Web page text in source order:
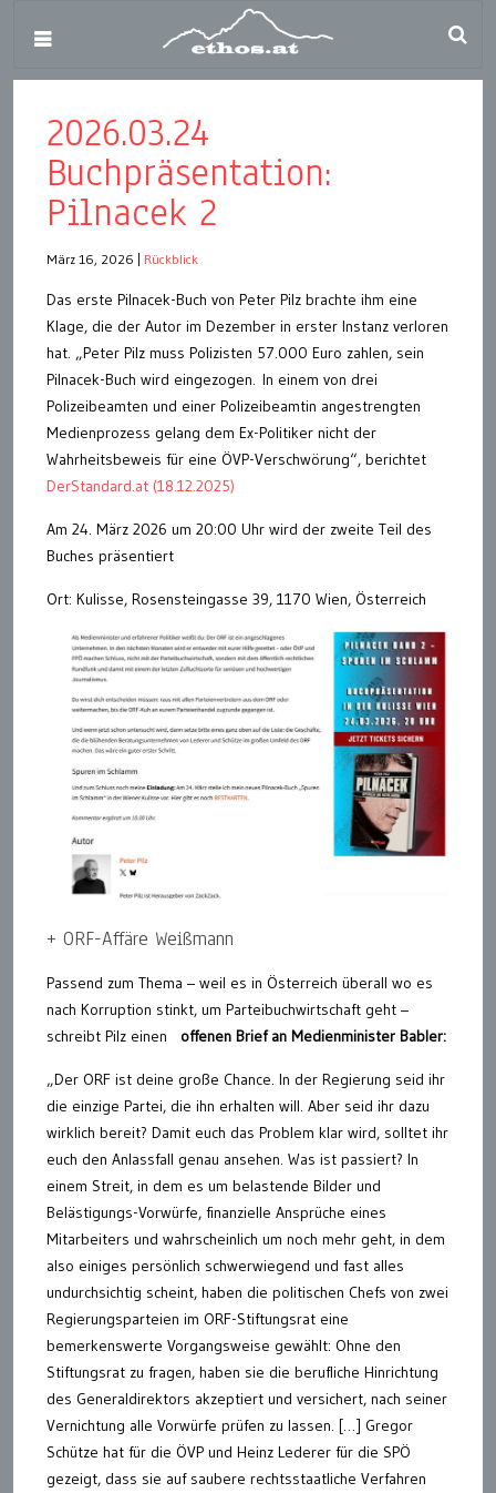
2026.03.24
Buchpräsentation:
Pilnacek 2
März 16, 2026 Rückblick
Das erste Pilnacek-Buch von Peter Pilz brachte ihm eine
Klage, die der Autor im Dezember in erster Instanz verloren
hat. „Peter Pilz muss Polizisten 57.000 Euro zahlen, sein
Pilnacek-Buch wird eingezogen. In einem von drei
Polizeibeamten und einer Polizeibeamtin angestrengten
Medienprozess gelang dem Ex-Politiker nicht der
Wahrheitsbeweis für eine ÖVP-Verschwörung“, berichtet
DerStandard.at (18.12.2025)
Am 24. März 2026 um 20:00 Uhr wird der zweite Teil des
Buches präsentiert
Ort: Kulisse, Rosensteingasse 39, 1170 Wien, Österreich
+ ORF-Affäre Weißmann
Passend zum Thema – weil es in Österreich überall wo es
nach Korruption stinkt, um Parteibuchwirtschaft geht –
schreibt Pilz einen offenen Brief an Medienminister Babler:
„Der ORF ist deine große Chance. In der Regierung seid ihr
die einzige Partei, die ihn erhalten will. Aber seid ihr dazu
wirklich bereit? Damit euch das Problem klar wird, solltet ihr
euch den Anlassfall genau ansehen. Was ist passiert? In
einem Streit, in dem es um belastende Bilder und
Belästigungs-Vorwürfe, finanzielle Ansprüche eines
Mitarbeiters und wahrscheinlich um noch mehr geht, in dem
also einiges persönlich schwerwiegend und fast alles
undurchsichtig scheint, haben die politischen Chefs von zwei
Regierungsparteien im ORF-Stiftungsrat eine
bemerkenswerte Vorgangsweise gewählt: Ohne den
Stiftungsrat zu fragen, haben sie die berufliche Hinrichtung
des Generaldirektors akzeptiert und versichert, nach seiner
Vernichtung alle Vorwürfe prüfen zu lassen. […] Gregor
Schütze hat für die ÖVP und Heinz Lederer für die SPÖ
gezeigt, dass sie auf saubere rechtsstaatliche Verfahren